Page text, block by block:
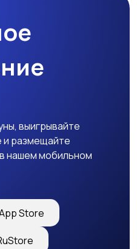
Детская обувь
выигрывайте
и размещайте
нашем мобильном
Store